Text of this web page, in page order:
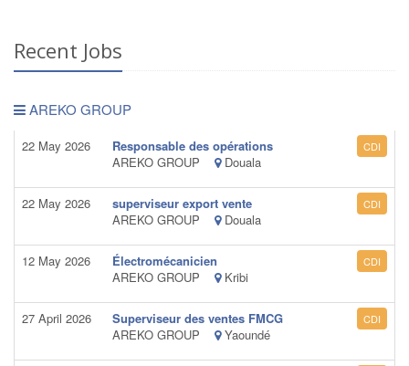
Recent Jobs
AREKO GROUP
22 May 2026
Responsable des opérations
AREKO GROUP
Douala
CDI
22 May 2026
superviseur export vente
AREKO GROUP
Douala
CDI
12 May 2026
Électromécanicien
AREKO GROUP
Kribi
CDI
27 April 2026
Superviseur des ventes FMCG
AREKO GROUP
Yaoundé
CDI